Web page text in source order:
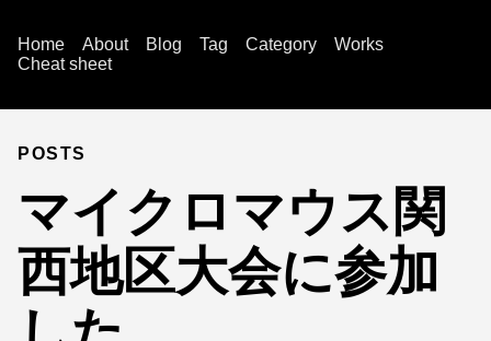
Home About Blog Tag Category
Works
Cheat sheet
POSTS
マイクロマウス関
西地区大会に参加